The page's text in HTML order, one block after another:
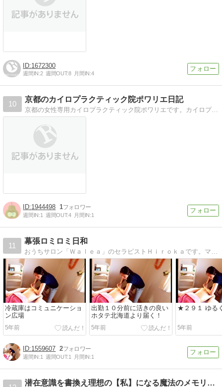
1672300
週間IN:2 週間OUT:8 月間IN:4
10
京都のカイロプラクティック院ポワリエ日記
京都の女性専用カイロプラクティック院ポワリエです。カイロプラクティックのホントについて分かりやすく面白くお伝えします
1944498 1
週間IN:1 週間OUT:4 月間IN:1
11
幕張ロミロミ日和
おうちサロン「Ｗａｌｅａ」のセラピストＨｉｒｏｋａです。ママ活動・料理・家族のこと・・感じるままに綴ってます！
冷蔵庫はコミュニケーショ
ン広場
5年前
出勤１０分前に活きの良い
ホタテ北海道より届く！
5年前
★２９１ ゆる
5年前
1559607 2
週間IN:1 週間OUT:1 月間IN:1
潜在意識を書換え理想の【私】になる魔法のメモリーオイル